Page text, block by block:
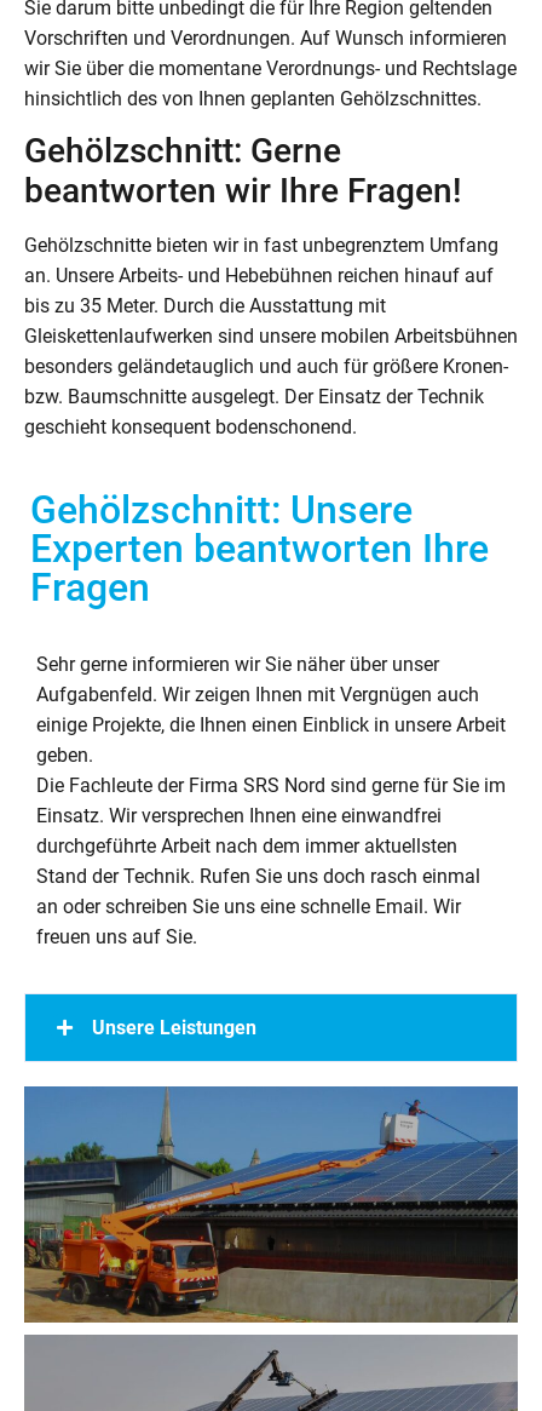
Sie darum bitte unbedingt die für Ihre Region geltenden
Vorschriften und Verordnungen. Auf Wunsch informieren
wir Sie über die momentane Verordnungs- und Rechtslage
hinsichtlich des von Ihnen geplanten Gehölzschnittes.
Gehölzschnitt: Gerne
beantworten wir Ihre Fragen!
Gehölzschnitte bieten wir in fast unbegrenztem Umfang
an. Unsere Arbeits- und Hebebühnen reichen hinauf auf
bis zu 35 Meter. Durch die Ausstattung mit
Gleiskettenlaufwerken sind unsere mobilen Arbeitsbühnen
besonders geländetauglich und auch für größere Kronen-
bzw. Baumschnitte ausgelegt. Der Einsatz der Technik
geschieht konsequent bodenschonend.
Gehölzschnitt: Unsere
Experten beantworten Ihre
Fragen
Sehr gerne informieren wir Sie näher über unser
Aufgabenfeld. Wir zeigen Ihnen mit Vergnügen auch
einige Projekte, die Ihnen einen Einblick in unsere Arbeit
geben.
Die Fachleute der Firma SRS Nord sind gerne für Sie im
Einsatz. Wir versprechen Ihnen eine einwandfrei
durchgeführte Arbeit nach dem immer aktuellsten
Stand der Technik. Rufen Sie uns doch rasch einmal
an oder schreiben Sie uns eine schnelle Email. Wir
freuen uns auf Sie.
Unsere Leistungen